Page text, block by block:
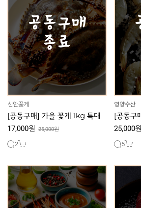
신안꽃게
[공동구매] 가을 꽃게 1kg 특대
17,000원 25,000원
2
영양수산
[공동구
25,000원
5